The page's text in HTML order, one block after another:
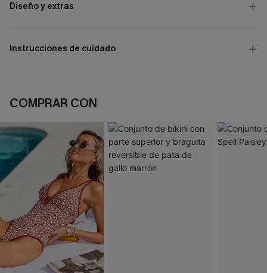
Diseño y extras
Instrucciones de cuidado
COMPRAR CON